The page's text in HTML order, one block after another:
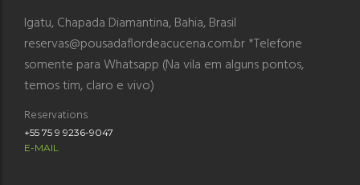
Igatu, Chapada Diamantina, Bahia, Brasil
reservas@pousadaflordeacucena.com.br *Telefone
somente para Whatsapp (Na vila em alguns pontos,
temos tim, claro e vivo)
Reservations
+55 75 9 9236-9047
E-MAIL